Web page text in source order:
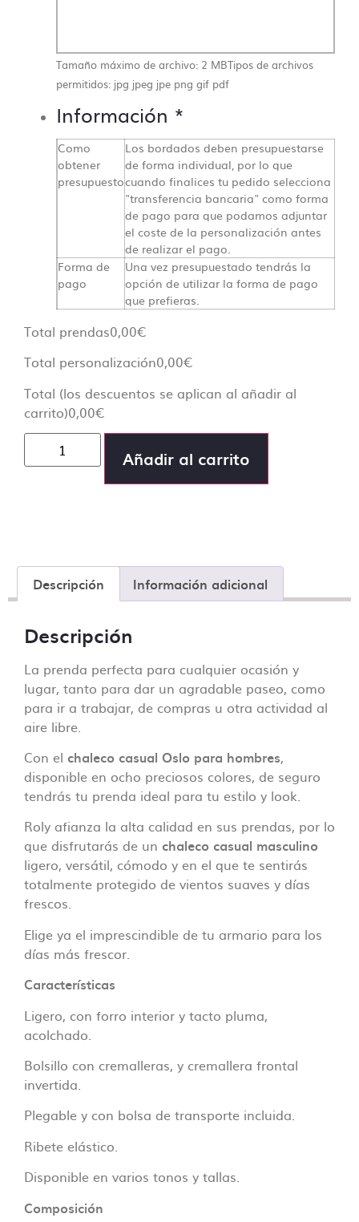
Tamaño máximo de archivo: 2 MBTipos de archivos
permitidos: jpg jpeg jpe png gif pdf
Información *
Como
obtener
presupuesto
Los bordados deben presupuestarse
de forma individual, por lo que
cuando finalices tu pedido selecciona
"transferencia bancaria" como forma
de pago para que podamos adjuntar
el coste de la personalización antes
de realizar el pago.
Forma de
pago
Una vez presupuestado tendrás la
opción de utilizar la forma de pago
que prefieras.
Total prendas0,00€
Total personalización0,00€
Total (los descuentos se aplican al añadir al
carrito)0,00€
Añadir al carrito
Descripción Información adicional
Descripción
La prenda perfecta para cualquier ocasión y
lugar, tanto para dar un agradable paseo, como
para ir a trabajar, de compras u otra actividad al
aire libre.
Con el chaleco casual Oslo para hombres,
disponible en ocho preciosos colores, de seguro
tendrás tu prenda ideal para tu estilo y look.
Roly afianza la alta calidad en sus prendas, por lo
que disfrutarás de un chaleco casual masculino
ligero, versátil, cómodo y en el que te sentirás
totalmente protegido de vientos suaves y días
frescos.
Elige ya el imprescindible de tu armario para los
días más frescor.
Características
Ligero, con forro interior y tacto pluma,
acolchado.
Bolsillo con cremalleras, y cremallera frontal
invertida.
Plegable y con bolsa de transporte incluida.
Ribete elástico.
Disponible en varios tonos y tallas.
Composición
Contacto directo, nada
de centralitas ni bots
En Camisetas Sin Límite siempre te atenderá un
centralita o un bot.
Creemos que una comunicación directa es crucial
para el desarrollo de nuestro día a día y que la
producción sea lo más fluida y precisa posible.